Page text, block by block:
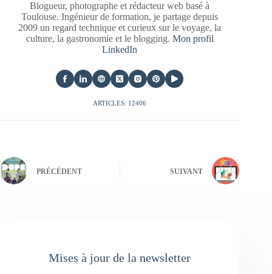
Blogueur, photographe et rédacteur web basé à
Toulouse. Ingénieur de formation, je partage depuis
2009 un regard technique et curieux sur le voyage, la
culture, la gastronomie et le blogging. Mon profil
LinkedIn
ARTICLES: 12406
PRÉCÉDENT SUIVANT
Mises à jour de la newsletter